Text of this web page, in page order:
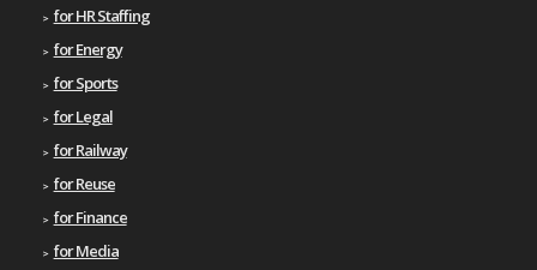
for HR Staffing
for Energy
for Sports
for Legal
for Railway
for Reuse
for Finance
for Media